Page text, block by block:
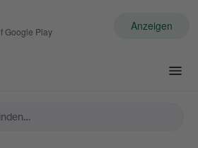
Google Play Anzeigen